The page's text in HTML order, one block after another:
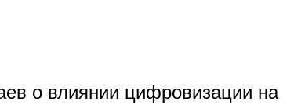
о влиянии цифровизации на